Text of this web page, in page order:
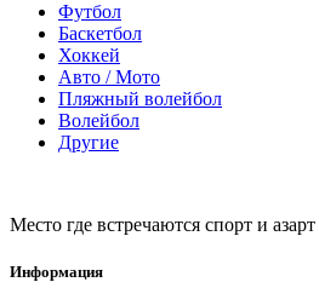
Футбол
Баскетбол
Хоккей
Авто / Мото
Пляжный волейбол
Волейбол
Другие
Место где встречаются спорт и азарт
Информация